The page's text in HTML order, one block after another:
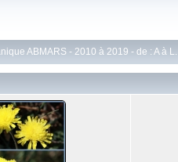
ABMARS - 2010 à 2019 - de : A à L.